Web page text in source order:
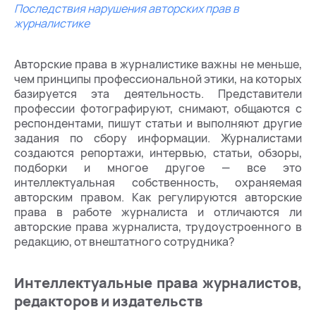
Последствия нарушения авторских прав в
журналистике
Авторские права в журналистике важны не меньше,
чем принципы профессиональной этики, на которых
базируется эта деятельность. Представители
профессии фотографируют, снимают, общаются с
респондентами, пишут статьи и выполняют другие
задания по сбору информации. Журналистами
создаются репортажи, интервью, статьи, обзоры,
подборки и многое другое — все это
интеллектуальная собственность, охраняемая
авторским правом. Как регулируются авторские
права в работе журналиста и отличаются ли
авторские права журналиста, трудоустроенного в
редакцию, от внештатного сотрудника?
Интеллектуальные права журналистов,
редакторов и издательств